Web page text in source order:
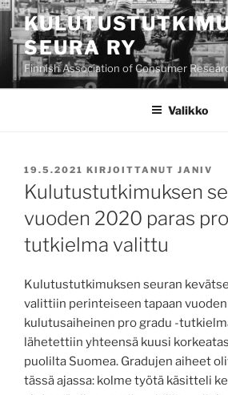
Siirry
sisältöön
SEURA RY
Finnish Association of Consumer
Valikko
JULKAISTU
19.5.2021 KIRJOITTANUT JANIV
Kulutustutkimuksen
vuoden 2020 paras
tutkielma valittu
Kulutustutkimuksen seuran
valittiin perinteiseen tapaan vuoden
kulutusaiheinen pro gradu -
lähetettiin yhteensä kuusi
puolilta Suomea. Gradujen aiheet
tässä ajassa: kolme työtä käsitteli